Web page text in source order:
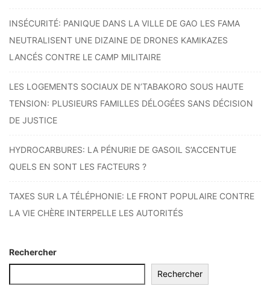
INSÉCURITÉ: PANIQUE DANS LA VILLE DE GAO LES FAMA
NEUTRALISENT UNE DIZAINE DE DRONES KAMIKAZES
LANCÉS CONTRE LE CAMP MILITAIRE
LES LOGEMENTS SOCIAUX DE N’TABAKORO SOUS HAUTE
TENSION: PLUSIEURS FAMILLES DÉLOGÉES SANS DÉCISION
DE JUSTICE
HYDROCARBURES: LA PÉNURIE DE GASOIL S’ACCENTUE
QUELS EN SONT LES FACTEURS ?
TAXES SUR LA TÉLÉPHONIE: LE FRONT POPULAIRE CONTRE
LA VIE CHÈRE INTERPELLE LES AUTORITÉS
Rechercher
Rechercher